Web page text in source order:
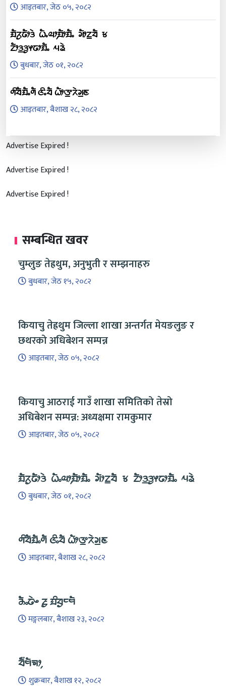
आइतबार, जेठ ०५, २०८२
ᤀᤠᤖᤢᤒᤥᤋᤧ ᤐᤠᤱᤓᤣ᤹ᤀᤥᤀᤠᤱ ᤆᤥᤁ᤻ᤔᤠ ᤃ
ᤁᤥᤋ᤻ᤋᤢᤶᤒᤣᤀᤠᤱ ᤘᤕᤧ
बुधबार, जेठ ०१, २०८२
ᤛᤡᤔᤠᤀᤠᤱᤛᤠ ᤜᤡᤱᤔᤠ ᤐᤥᤅ᤻ᤖᤧᤆ᤻ᤇ
आइतबार, बैशाख २८, २०८२
Advertise Expired !
Advertise Expired !
Advertise Expired !
सम्बन्धित खवर
चुम्लुङ तेह्रथुम, अनुभुती र सम्झनाहरु
बुधबार, जेठ १५, २०८२
कियाचु तेह्रथुम जिल्ला शाखा अन्तर्गत मेयङलुङ र
छथरको अधिबेशन सम्पन्न
आइतबार, जेठ ०५, २०८२
कियाचु आठराई गाउँ शाखा समितिको तेस्रो
अधिबेशन सम्पन्न: अध्यक्षमा रामकुमार
आइतबार, जेठ ०५, २०८२
ᤀᤠᤖᤢᤒᤥᤋᤧ ᤐᤠᤱᤓᤣ᤹ᤀᤥᤀᤠᤱ ᤆᤥᤁ᤻ᤔᤠ ᤃ ᤁᤥᤋ᤻ᤋᤢᤶᤒᤣᤀᤠᤱ ᤘᤕᤧ
बुधबार, जेठ ०१, २०८२
ᤛᤡᤔᤠᤀᤠᤱᤛᤠ ᤜᤡᤱᤔᤠ ᤐᤥᤅ᤻ᤖᤧᤆ᤻ᤇ
आइतबार, बैशाख २८, २०८२
ᤌᤠᤱᤒᤧᤴ ᤏᤢ ᤀᤡᤔᤢᤰᤗᤠ
मङ्गलबार, बैशाख २३, २०८२
ᤔᤠ᤺ᤗᤠᤈᤣ᤹
शुक्रबार, बैशाख १२, २०८२